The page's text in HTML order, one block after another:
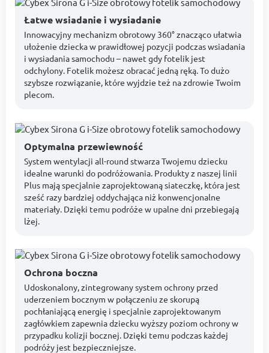
Łatwe wsiadanie i wysiadanie
Innowacyjny mechanizm obrotowy 360° znacząco ułatwia
ułożenie dziecka w prawidłowej pozycji podczas wsiadania
i wysiadania samochodu – nawet gdy fotelik jest
odchylony. Fotelik możesz obracać jedną ręką. To dużo
szybsze rozwiązanie, które wyjdzie też na zdrowie Twoim
plecom.
Optymalna przewiewność
System wentylacji all-round stwarza Twojemu dziecku
idealne warunki do podróżowania. Produkty z naszej linii
Plus mają specjalnie zaprojektowaną siateczkę, która jest
sześć razy bardziej oddychająca niż konwencjonalne
materiały. Dzięki temu podróże w upalne dni przebiegają
lżej.
Ochrona boczna
Udoskonalony, zintegrowany system ochrony przed
uderzeniem bocznym w połączeniu ze skorupą
pochłaniającą energię i specjalnie zaprojektowanym
zagłówkiem zapewnia dziecku wyższy poziom ochrony w
przypadku kolizji bocznej. Dzięki temu podczas każdej
podróży jest bezpieczniejsze.